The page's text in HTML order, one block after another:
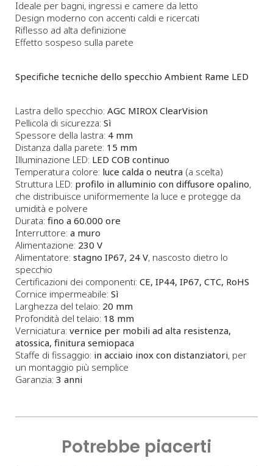
Ideale per bagni, ingressi e camere da letto
Design moderno con accenti caldi e ricercati
Riflesso ad alta definizione
Effetto sospeso sulla parete
Specifiche tecniche dello specchio Ambient Rame LED
Lastra dello specchio: AGC MIROX ClearVision
Pellicola di sicurezza: Sì
Spessore della lastra: 4 mm
Distanza dalla parete: 15 mm
Illuminazione LED: LED COB continuo
Temperatura colore: luce calda o neutra (a scelta)
Struttura LED: profilo in alluminio con diffusore opalino,
che distribuisce uniformemente la luce e protegge da
umidità e polvere
Durata: fino a 60.000 ore
Interruttore: a muro
Alimentazione: 230 V
Alimentatore: stagno IP67, 24 V, nascosto dietro lo
specchio
Certificazioni dei componenti: CE, IP44, IP67, CTC, RoHS
Cornice impermeabile: Sì
Larghezza del telaio: 20 mm
Profondità del telaio: 18 mm
Verniciatura: vernice per mobili ad alta resistenza,
atossica, finitura semiopaca
Staffe di fissaggio: in acciaio inox con distanziatori, per
un montaggio più semplice
Garanzia: 3 anni
Potrebbe piacerti